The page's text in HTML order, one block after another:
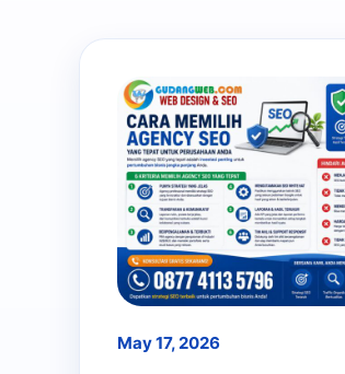
May 17, 2026